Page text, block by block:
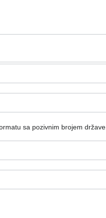
sa pozivnim brojem države.